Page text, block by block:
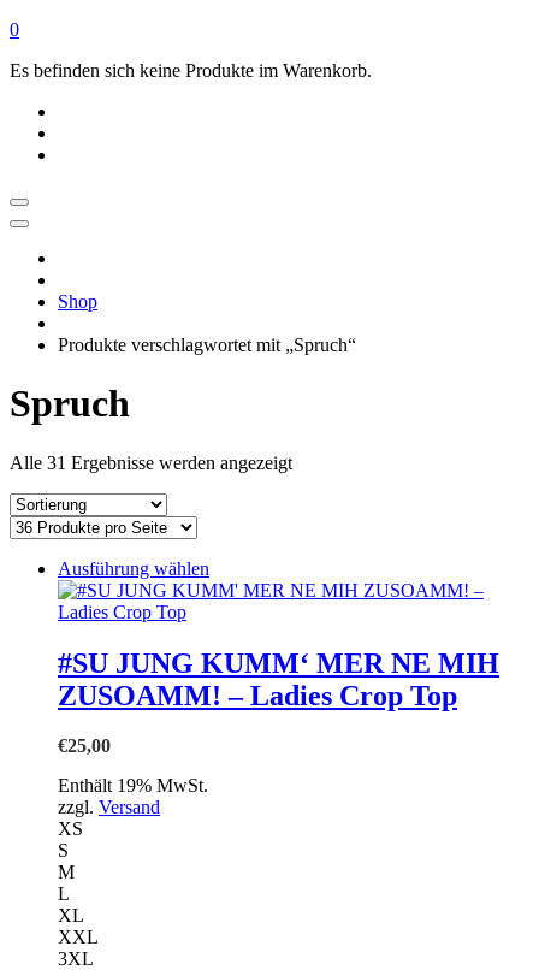
0
Es befinden sich keine Produkte im Warenkorb.
|
Oberlausitz
Regional
online
Shop
Produkte verschlagwortet mit „Spruch“
Spruch
Alle 31 Ergebnisse werden angezeigt
Ausführung wählen
Produkt
Varianten
auf.
Die
#SU JUNG KUMM‘ MER NE MIH
ZUSOAMM! – Ladies Crop Top
€25,00
Enthält 19% MwSt.
zzgl. Versand
XS
S
M
L
XL
XXL
3XL